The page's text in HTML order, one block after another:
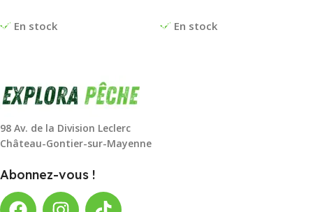
En stock En stock
98 Av. de la Division Leclerc
Château-Gontier-sur-Mayenne
Abonnez-vous !